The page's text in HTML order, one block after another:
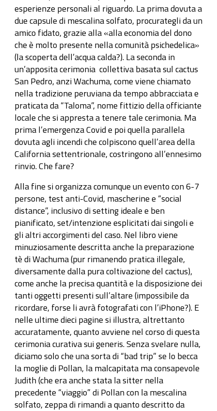
esperienze personali al riguardo. La prima dovuta a
due capsule di mescalina solfato, procurategli da un
amico fidato, grazie alla «alla economia del dono
che è molto presente nella comunità psichedelica»
(la scoperta dell’acqua calda?). La seconda in
un’apposita cerimonia collettiva basata sul cactus
San Pedro, anzi Wachuma, come viene chiamato
nella tradizione peruviana da tempo abbracciata e
praticata da “Taloma”, nome fittizio della officiante
locale che si appresta a tenere tale cerimonia. Ma
prima l’emergenza Covid e poi quella parallela
dovuta agli incendi che colpiscono quell’area della
California settentrionale, costringono all’ennesimo
rinvio. Che fare?
Alla fine si organizza comunque un evento con 6-7
persone, test anti-Covid, mascherine e “social
distance”, inclusivo di setting ideale e ben
pianificato, set/intenzione esplicitati dai singoli e
gli altri accorgimenti del caso. Nel libro viene
minuziosamente descritta anche la preparazione
tè di Wachuma (pur rimanendo pratica illegale,
diversamente dalla pura coltivazione del cactus),
come anche la precisa quantità e la disposizione dei
tanti oggetti presenti sull’altare (impossibile da
ricordare, forse li avrà fotografati con l’iPhone?). E
nelle ultime dieci pagine si illustra, altrettanto
accuratamente, quanto avviene nel corso di questa
cerimonia curativa sui generis. Senza svelare nulla,
diciamo solo che una sorta di “bad trip” se lo becca
la moglie di Pollan, la malcapitata ma consapevole
Judith (che era anche stata la sitter nella
precedente “viaggio” di Pollan con la mescalina
solfato, zeppa di rimandi a quanto descritto da